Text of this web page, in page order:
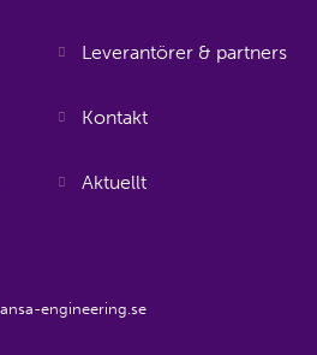
Leverantörer & partners
Kontakt
Aktuellt
engineering.se